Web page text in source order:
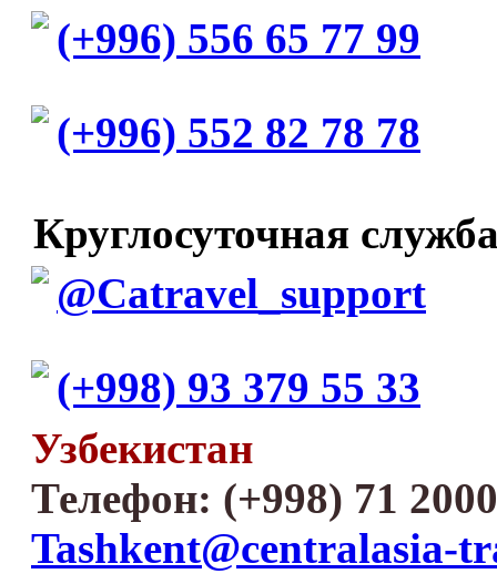
(+996) 556 65 77 99
(+996) 552 82 78 78
Круглосуточная
@Catravel_support
(+998) 93 379 55 33
Узбекистан
Телефон: (+998) 71
Tashkent@centralasia-